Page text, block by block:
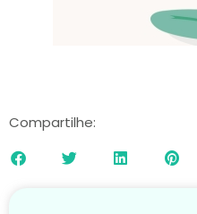
Compartilhe: